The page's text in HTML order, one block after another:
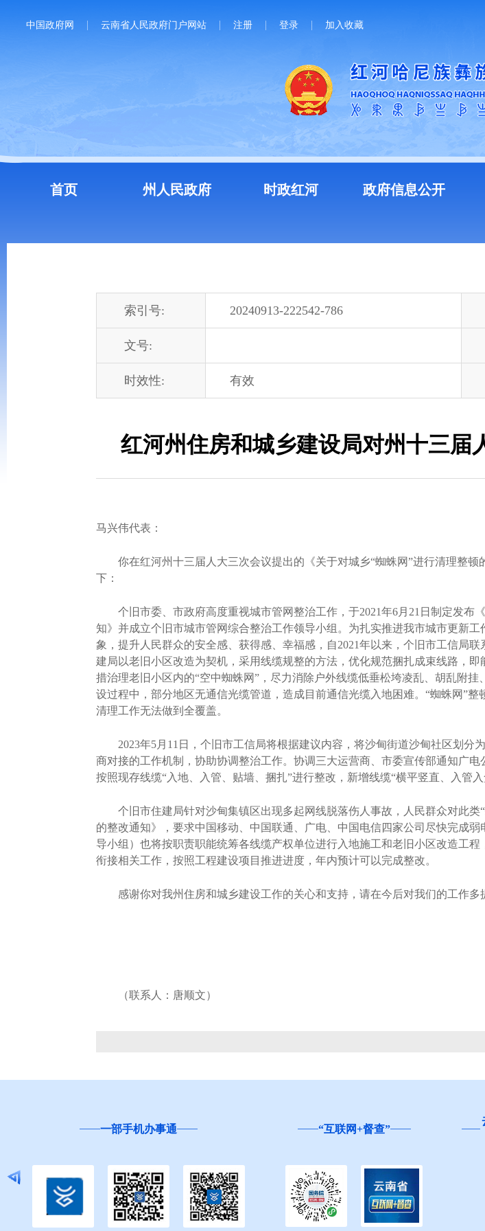
中国政府网 云南省人民政府门户网站 注册 登录 加入收藏
首页 州人民政府 时政红河 政府信息公开
索引号: 20240913-222542-786
文号:
时效性: 有效
红河州住房和城乡建设局对州十三届
马兴伟代表：
你在红河州十三届人大三次会议提出的《关于对城乡“蜘蛛网”进行清理整顿
下：
个旧市委、市政府高度重视城市管网整治工作，于2021年6月21日制定发布
知》并成立个旧市城市管网综合整治工作领导小组。为扎实推进我市城市更新
象，提升人民群众的安全感、获得感、幸福感，自2021年以来，个旧市工信局
建局以老旧小区改造为契机，采用线缆规整的方法，优化规范捆扎成束线路，
措治理老旧小区内的“空中蜘蛛网”，尽力消除户外线缆低垂松垮凌乱、胡乱附
设过程中，部分地区无通信光缆管道，造成目前通信光缆入地困难。“蜘蛛网”
清理工作无法做到全覆盖。
2023年5月11日，个旧市工信局将根据建议内容，将沙甸街道沙甸社区划分
商对接的工作机制，协助协调整治工作。协调三大运营商、市委宣传部通知广
按照现存线缆“入地、入管、贴墙、捆扎”进行整改，新增线缆“横平竖直、入管
个旧市住建局针对沙甸集镇区出现多起网线脱落伤人事故，人民群众对此类
的整改通知》，要求中国移动、中国联通、广电、中国电信四家公司尽快完成
导小组）也将按职责职能统筹各线缆产权单位进行入地施工和老旧小区改造工
衔接相关工作，按照工程建设项目推进进度，年内预计可以完成整改。
感谢你对我州住房和城乡建设工作的关心和支持，请在今后对我们的工作多
（联系人：唐顺文）
一部手机办事通 “互联网+督查”